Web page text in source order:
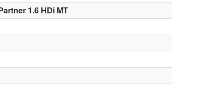
1.6 HDi MT